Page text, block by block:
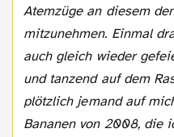
Atemzüge an diesem
mitzunehmen. Einmal
auch gleich wieder
und tanzend auf dem
plötzlich jemand auf
Bananen von 2008, die